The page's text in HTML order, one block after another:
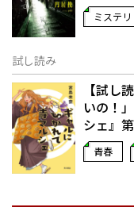
ミステリ
試し読み
【試し
いの！
シェ』
青春